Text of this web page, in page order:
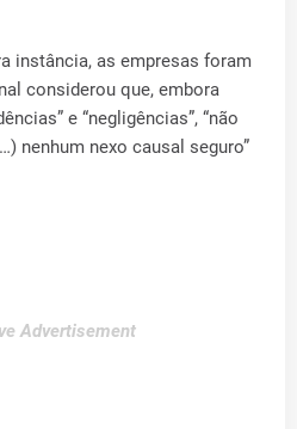
instância, as empresas foram
considerou que, embora
e “negligências”, “não
nenhum nexo causal seguro”
Advertisement